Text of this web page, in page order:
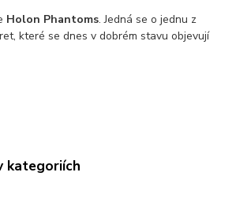
Holon Phantoms. Jedná se o jednu z
které se dnes v dobrém stavu objevují
kategoriích